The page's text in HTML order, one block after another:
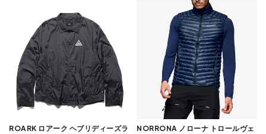
ROARK ロアーク ヘブリディーズラ
NORRONA ノローナ トロールヴェ